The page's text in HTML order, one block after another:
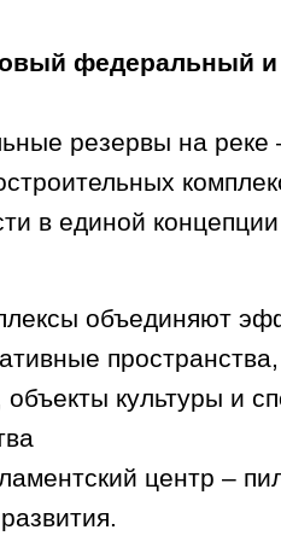
федеральный и
резервы на реке
в единой
объединяют
объекты культуры и
центр –